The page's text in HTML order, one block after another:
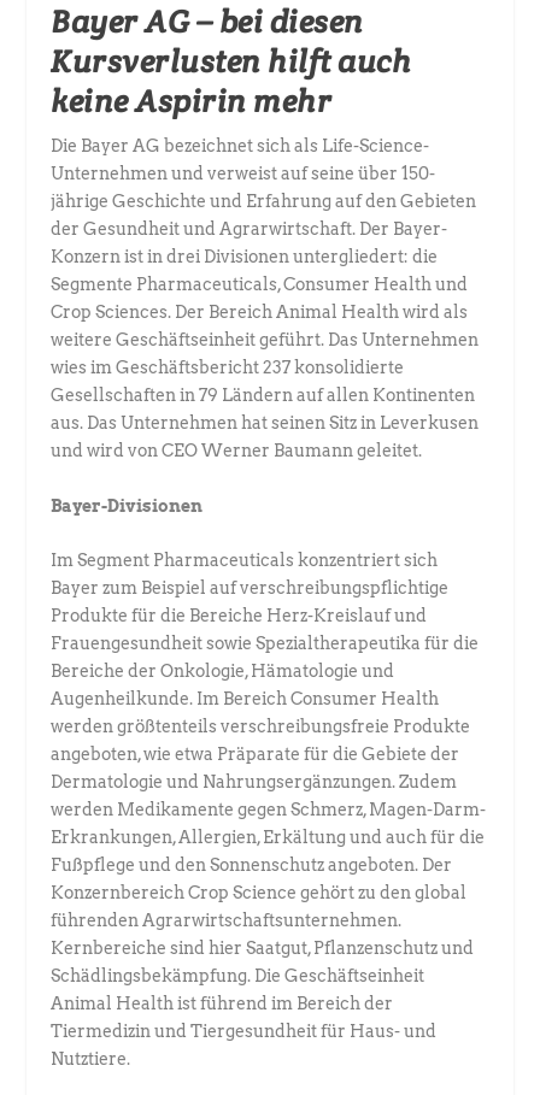
Bayer AG – bei diesen
Kursverlusten hilft auch
keine Aspirin mehr
Die Bayer AG bezeichnet sich als Life-Science-
Unternehmen und verweist auf seine über 150-
jährige Geschichte und Erfahrung auf den Gebieten
der Gesundheit und Agrarwirtschaft. Der Bayer-
Konzern ist in drei Divisionen untergliedert: die
Segmente Pharmaceuticals, Consumer Health und
Crop Sciences. Der Bereich Animal Health wird als
weitere Geschäftseinheit geführt. Das Unternehmen
wies im Geschäftsbericht 237 konsolidierte
Gesellschaften in 79 Ländern auf allen Kontinenten
aus. Das Unternehmen hat seinen Sitz in Leverkusen
und wird von CEO Werner Baumann geleitet.
Bayer-Divisionen
Im Segment Pharmaceuticals konzentriert sich
Bayer zum Beispiel auf verschreibungspflichtige
Produkte für die Bereiche Herz-Kreislauf und
Frauengesundheit sowie Spezialtherapeutika für die
Bereiche der Onkologie, Hämatologie und
Augenheilkunde. Im Bereich Consumer Health
werden größtenteils verschreibungsfreie Produkte
angeboten, wie etwa Präparate für die Gebiete der
Dermatologie und Nahrungsergänzungen. Zudem
werden Medikamente gegen Schmerz, Magen-Darm-
Erkrankungen, Allergien, Erkältung und auch für die
Fußpflege und den Sonnenschutz angeboten. Der
Konzernbereich Crop Science gehört zu den global
führenden Agrarwirtschaftsunternehmen.
Kernbereiche sind hier Saatgut, Pflanzenschutz und
Schädlingsbekämpfung. Die Geschäftseinheit
Animal Health ist führend im Bereich der
Tiermedizin und Tiergesundheit für Haus- und
Nutztiere.